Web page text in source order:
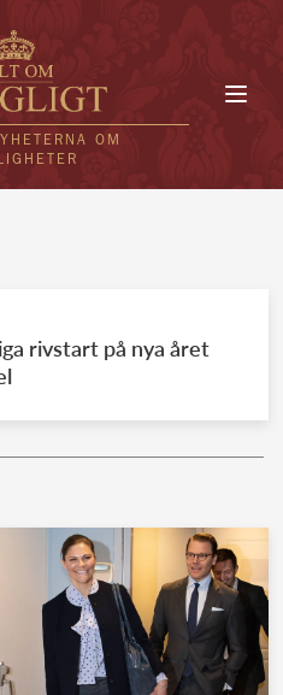
OM
kungahuset
kungahuset
rivstart på nya året